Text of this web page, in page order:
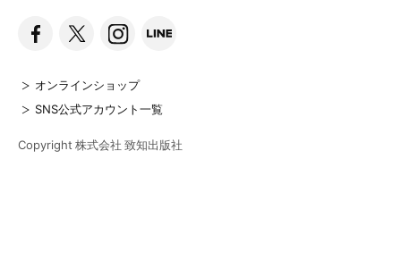
オンラインショップ
SNS公式アカウント一覧
Copyright 株式会社 致知出版社